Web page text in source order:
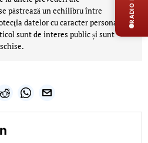
păstrează un echilibru între
datelor cu caracter personal.
sunt de interes public și sunt